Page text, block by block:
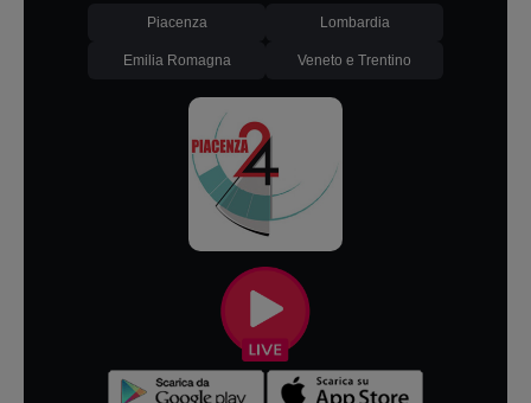
Piacenza Lombardia
Emilia Romagna Veneto e Trentino